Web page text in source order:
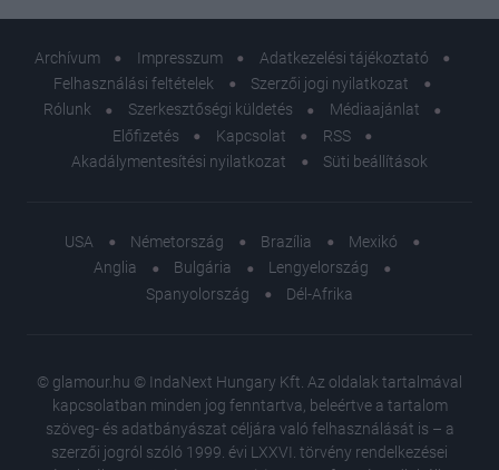
Archívum Impresszum
Adatkezelési tájékoztató
Felhasználási feltételek
Szerzői jogi nyilatkozat
Rólunk
Szerkesztőségi küldetés
Médiaajánlat
Előfizetés
Kapcsolat
RSS
Akadálymentesítési nyilatkozat
Süti beállítások
USA Németország Brazília
Mexikó
Anglia
Bulgária
Lengyelország
Spanyolország
Dél-Afrika
© glamour.hu © IndaNext Hungary Kft. Az oldalak tartalmával
kapcsolatban minden jog fenntartva, beleértve a tartalom
szöveg- és adatbányászat céljára való felhasználását is – a
szerzői jogról szóló 1999. évi LXXVI. törvény rendelkezései